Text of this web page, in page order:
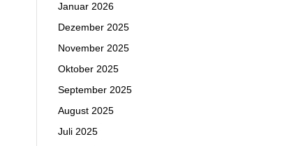
Januar 2026
Dezember 2025
November 2025
Oktober 2025
September 2025
August 2025
Juli 2025